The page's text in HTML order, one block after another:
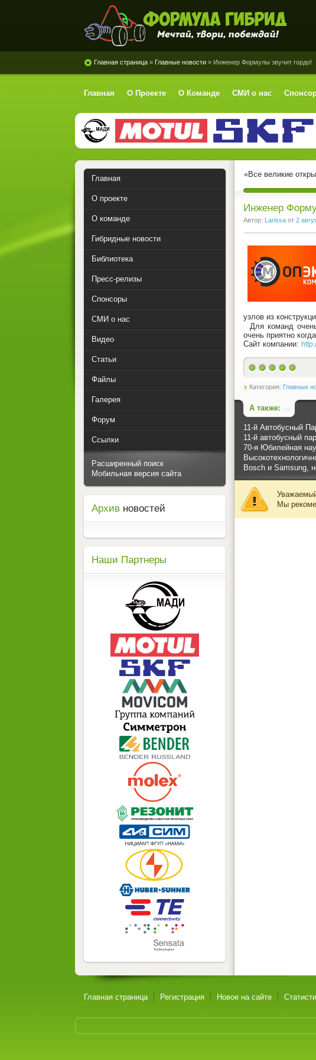
Формула Гибрид
Главная страница » Главные новости » Инженер Формулы звучит гордо!
Главная О Проекте О Команде СМИ о нас
«Все великие
Инженер
Автор: Larissa от 2
узлов из
Для команд
очень приятно
Сайт компании:
Категория: Главные
А также:
11-й Автобусный
11-й автобусный
70-я Юбилейная
Bosch и Samsung,
Мы
Главная
О проекте
О команде
Гибридные новости
Библиотека
Пресс-релизы
Спонсоры
СМИ о нас
Видео
Статьи
Файлы
Галерея
Форум
Ссылки
Расширенный поиск
Мобильная версия сайта
Архив новостей
Наши Партнеры
Главная страница Регистрация Новое на сайте